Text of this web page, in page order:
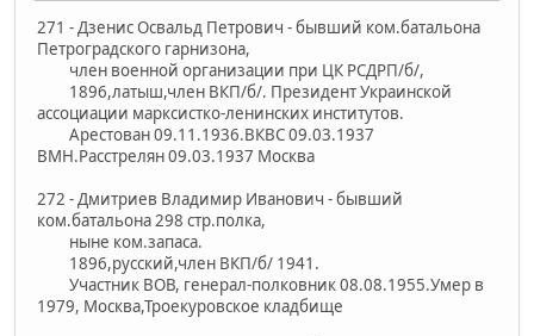
271 - Дзенис Освальд Петрович - бывший ком.батальона
Петроградского гарнизона,
член военной организации при ЦК РСДРП/б/,
1896,латыш,член ВКП/б/. Президент Украинской
ассоциации марксистко-ленинских институтов.
Арестован 09.11.1936.ВКВС 09.03.1937
ВМН.Расстрелян 09.03.1937 Москва
272 - Дмитриев Владимир Иванович - бывший
ком.батальона 298 стр.полка,
ныне ком.запаса.
1896,русский,член ВКП/б/ 1941.
Участник ВОВ, генерал-полковник 08.08.1955.Умер в
1979, Москва,Троекуровское кладбище